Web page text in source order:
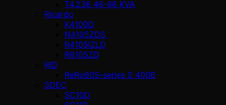
T4.236 46-66 KVA
Ricardo
K4100D
N4105ZDS
R4105IZLD
R6105ZD
RID
ReRo60S-series S 400В
SDEC
SC10D